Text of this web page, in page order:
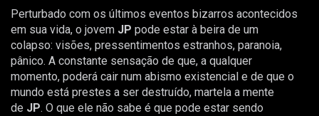
Perturbado com os últimos eventos bizarros acontecidos
em sua vida, o jovem JP pode estar à beira de um
colapso: visões, pressentimentos estranhos, paranoia,
pânico. A constante sensação de que, a qualquer
momento, poderá cair num abismo existencial e de que o
mundo está prestes a ser destruído, martela a mente
de JP. O que ele não sabe é que pode estar sendo